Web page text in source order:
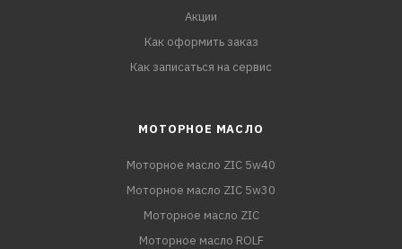
Акции
Как оформить заказ
Как записаться на сервис
МОТОРНОЕ МАСЛО
Моторное масло ZIC 5w40
Моторное масло ZIC 5w30
Моторное масло ZIC
Моторное масло ROLF